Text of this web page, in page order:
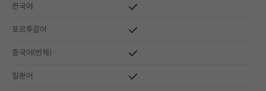
한국어
포르투갈어
중국어(번체)
일본어